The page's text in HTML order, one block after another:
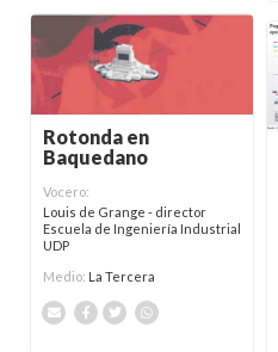
Rotonda en
Baquedano
Vocero:
Louis de Grange - director
Escuela de Ingeniería Industrial
UDP
Medio: La Tercera